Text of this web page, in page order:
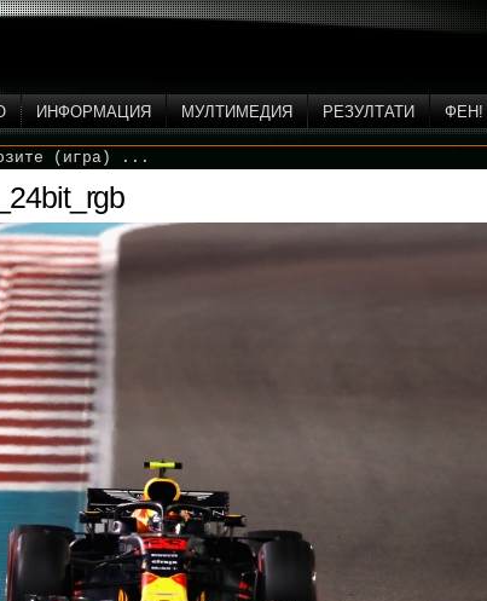
ИНФОРМАЦИЯ МУЛТИМЕДИЯ РЕЗУЛТАТИ ФЕН!
(игра) ...